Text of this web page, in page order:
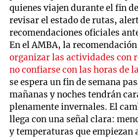
quienes viajen durante el fin
revisar el estado de rutas,
recomendaciones oficiales
En el AMBA, la
organizar las actividades con
no confiarse con las horas de
se espera un fin de semana
mañanas y noches tendrán
plenamente invernales. El
llega con una señal clara:
y temperaturas que empiezan